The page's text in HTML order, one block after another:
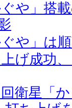
ぐや」搭
ぐや」は
げ成功
衛星「